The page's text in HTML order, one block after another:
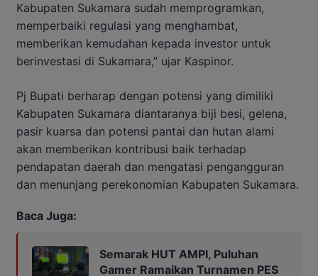
Kabupaten Sukamara sudah memprogramkan,
memperbaiki regulasi yang menghambat,
memberikan kemudahan kepada investor untuk
berinvestasi di Sukamara,” ujar Kaspinor.
Pj Bupati berharap dengan potensi yang dimiliki
Kabupaten Sukamara diantaranya biji besi, gelena,
pasir kuarsa dan potensi pantai dan hutan alami
akan memberikan kontribusi baik terhadap
pendapatan daerah dan mengatasi pengangguran
dan menunjang perekonomian Kabupaten Sukamara.
Baca Juga:
Semarak HUT AMPI, Puluhan
Gamer Ramaikan Turnamen PES